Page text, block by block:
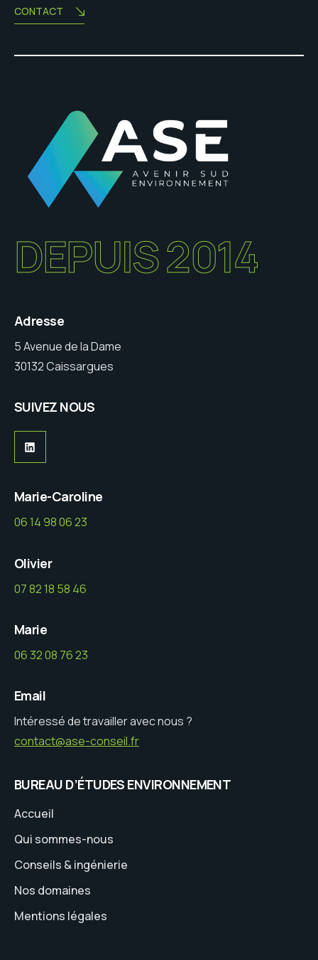
CONTACT
DEPUIS 2014
Adresse
5 Avenue de la Dame
30132 Caissargues
SUIVEZ NOUS
LinkedIn
Marie-Caroline
06 14 98 06 23
Olivier
07 82 18 58 46
Marie
06 32 08 76 23
Email
Intéressé de travailler avec nous ?
contact@ase-conseil.fr
BUREAU D’ÉTUDES ENVIRONNEMENT
Accueil
Qui sommes-nous
Conseils & ingénierie
Nos domaines
Mentions légales